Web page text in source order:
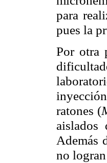
para
pues la
Por otra
ratones (
aislados
Además
no